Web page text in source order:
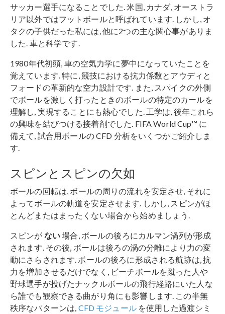
サッカー選手になることでした. 米国, カナダ, オーストラ
リア以外ではフットボールと呼ばれています. しかし, オ
タクの子供だった私には, 他に2つの主な関心事がありま
した. 車と科学です.
1980年代初頭, 車の空気力学に夢中になっていたことを
覚えています. 特に, 競技における抗力係数とアウディと
フォードの革新的な空力設計です. また, スパイクの外側
でボールを激しく打ったときのボールの特定のカールを
理解し, 実現することにも熱心でした. 工学は, 後年これら
の興味を結びつける接着剤でした. FIFA World Cup™ に
備えて, 試合用ボールの CFD 分析をいくつかご紹介しま
す.
スピンとスピンの欠如
ボールの回転は, ボールの周りの流れを安定させ, それに
よってボールの軌道を安定させます. しかし, スピンがほ
とんどまたはまったくない場合から始めましょう.
スピンが ない場合, ボールの後ろにカルマン渦列が形成
されます. その後, ボールは後ろの渦の分離により力の変
動にさらされます. ボールの後ろに形成される航跡は, 抗
力を増加させるだけでなく, ビーチボールを蹴った人や
野球選手が投げたナックルボールの飛行経路にいた人な
ら誰でも観察できる曲がり角にも影響します. この半無
秩序なパターンは, CFD モジュールを使用した過渡シミ